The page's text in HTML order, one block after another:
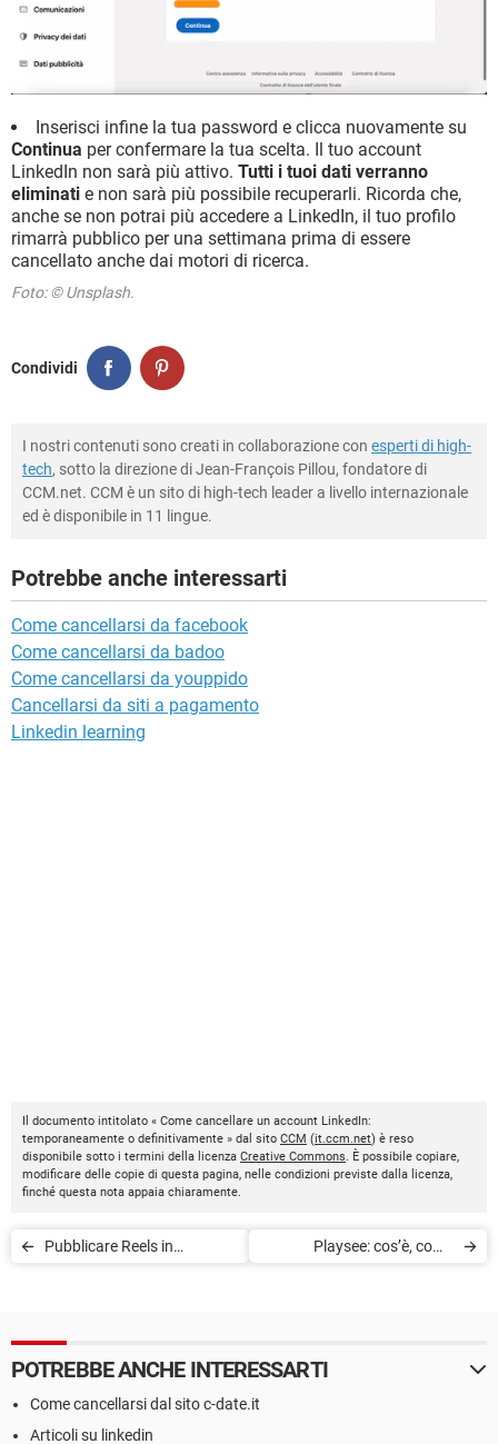
Inserisci infine la tua password e clicca nuovamente su
Continua per confermare la tua scelta. Il tuo account
LinkedIn non sarà più attivo. Tutti i tuoi dati verranno
eliminati e non sarà più possibile recuperarli. Ricorda che,
anche se non potrai più accedere a LinkedIn, il tuo profilo
rimarrà pubblico per una settimana prima di essere
cancellato anche dai motori di ricerca.
Foto: © Unsplash.
Condividi
I nostri contenuti sono creati in collaborazione con esperti di high-
tech, sotto la direzione di Jean-François Pillou, fondatore di
CCM.net. CCM è un sito di high-tech leader a livello internazionale
ed è disponibile in 11 lingue.
Potrebbe anche interessarti
Come cancellarsi da facebook
Come cancellarsi da badoo
Come cancellarsi da youppido
Cancellarsi da siti a pagamento
Linkedin learning
Il documento intitolato « Come cancellare un account LinkedIn:
temporaneamente o definitivamente » dal sito CCM (it.ccm.net) è reso
disponibile sotto i termini della licenza Creative Commons. È possibile copiare,
modificare delle copie di questa pagina, nelle condizioni previste dalla licenza,
finché questa nota appaia chiaramente.
Pubblicare Reels in
Playsee: cos’è, come
POTREBBE ANCHE INTERESSARTI
Come cancellarsi dal sito c-date.it
Articoli su linkedin